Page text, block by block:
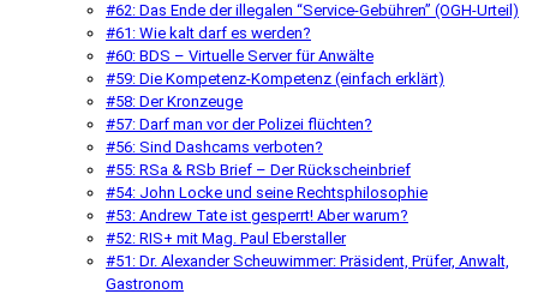
#62: Das Ende der illegalen “Service-Gebühren” (OGH-Urteil)
#61: Wie kalt darf es werden?
#60: BDS – Virtuelle Server für Anwälte
#59: Die Kompetenz-Kompetenz (einfach erklärt)
#58: Der Kronzeuge
#57: Darf man vor der Polizei flüchten?
#56: Sind Dashcams verboten?
#55: RSa & RSb Brief – Der Rückscheinbrief
#54: John Locke und seine Rechtsphilosophie
#53: Andrew Tate ist gesperrt! Aber warum?
#52: RIS+ mit Mag. Paul Eberstaller
#51: Dr. Alexander Scheuwimmer: Präsident, Prüfer, Anwalt,
Gastronom